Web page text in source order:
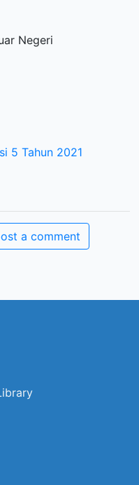
Negeri
5 Tahun 2021
a comment